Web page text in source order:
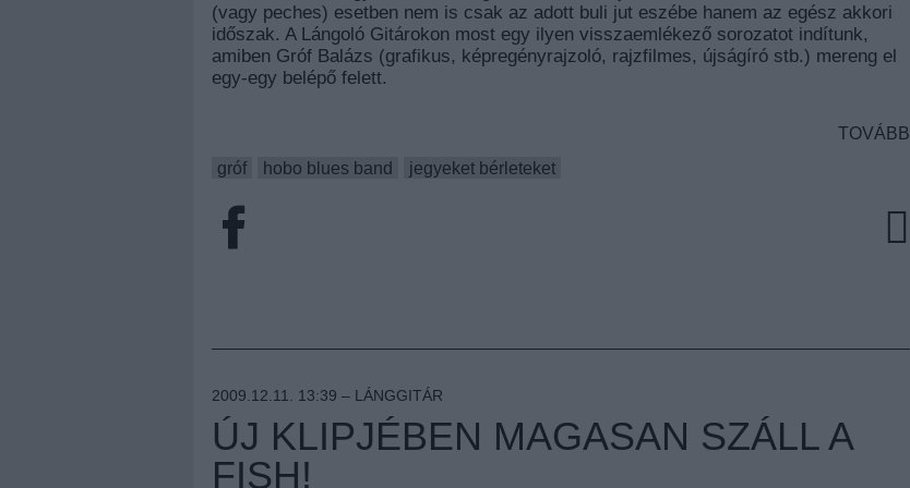
(vagy peches) esetben nem is csak az adott buli jut eszébe hanem az egész akkori
időszak. A Lángoló Gitárokon most egy ilyen visszaemlékező sorozatot indítunk,
amiben Gróf Balázs (grafikus, képregényrajzoló, rajzfilmes, újságíró stb.) mereng el
egy-egy belépő felett.
TOVÁBB
gróf
hobo blues band jegyeket bérleteket
2009.12.11. 13:39 – LÁNGGITÁR
ÚJ KLIPJÉBEN MAGASAN SZÁLL A
FISH!